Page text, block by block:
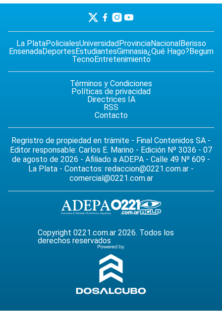
La PlataPolicialesUniversidadProvinciaNacionalBerisso
EnsenadaDeportesEstudiantesGimnasia¿Qué Hago?Begum
TecnoEntretenimiento
Términos y Condiciones
Políticas de privacidad
Directrices IA
RSS
Contacto
Regristro de propiedad en trámite - Final Contenidos SA -
Editor responsable: Carlos E. Marino - Edición Nº 3036 - 07
de agosto de 2026 - Afiliado a ADEPA - Calle 49 Nº 609 -
La Plata - Contactos: redaccion@0221.com.ar -
comercial@0221.com.ar
Copyright 0221.com.ar 2026. Todos los
derechos reservados